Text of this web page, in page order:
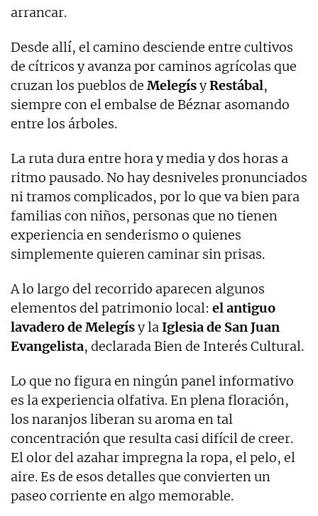
arrancar.
Desde allí, el camino desciende entre cultivos
de cítricos y avanza por caminos agrícolas que
cruzan los pueblos de MelegísyRestábal,
siempre con el embalse de Béznar asomando
entre los árboles.
La ruta dura entre hora y media y dos horas a
ritmo pausado. No hay desniveles pronunciados
ni tramos complicados, por lo que va bien para
familias con niños, personas que no tienen
experiencia en senderismo o quienes
simplemente quieren caminar sin prisas.
A lo largo del recorrido aparecen algunos
elementos del patrimonio local: el antiguo
lavadero de Melegísy laIglesia de San Juan
Evangelista, declarada Bien de Interés Cultural.
Lo que no figura en ningún panel informativo
es la experiencia olfativa. En plena floración,
los naranjos liberan su aroma en tal
concentración que resulta casi difícil de creer.
El olor del azahar impregna la ropa, el pelo, el
aire. Es de esos detalles que convierten un
paseo corriente en algo memorable.